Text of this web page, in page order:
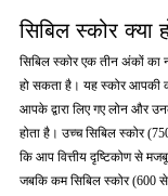
सिबिल स्कोर क्या
सिबिल स्कोर एक तीन अंकों
हो सकता है। यह स्कोर आपकी
आपके द्वारा लिए गए लोन और
होता है। उच्च सिबिल स्कोर
कि आप वित्तीय दृष्टिकोण से
जबकि कम सिबिल स्कोर (600